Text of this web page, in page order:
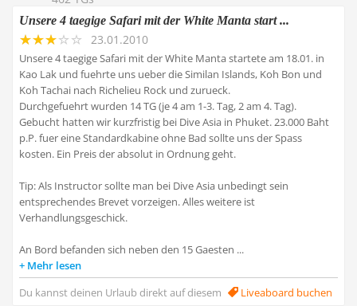
Unsere 4 taegige Safari mit der White Manta start ...
23.01.2010
Unsere 4 taegige Safari mit der White Manta startete am 18.01. in
Kao Lak und fuehrte uns ueber die Similan Islands, Koh Bon und
Koh Tachai nach Richelieu Rock und zurueck.
Durchgefuehrt wurden 14 TG (je 4 am 1-3. Tag, 2 am 4. Tag).
Gebucht hatten wir kurzfristig bei Dive Asia in Phuket. 23.000 Baht
p.P. fuer eine Standardkabine ohne Bad sollte uns der Spass
kosten. Ein Preis der absolut in Ordnung geht.
Tip: Als Instructor sollte man bei Dive Asia unbedingt sein
entsprechendes Brevet vorzeigen. Alles weitere ist
Verhandlungsgeschick.
An Bord befanden sich neben den 15 Gaesten ...
Mehr lesen
Du kannst deinen Urlaub direkt auf diesem
Liveaboard buchen